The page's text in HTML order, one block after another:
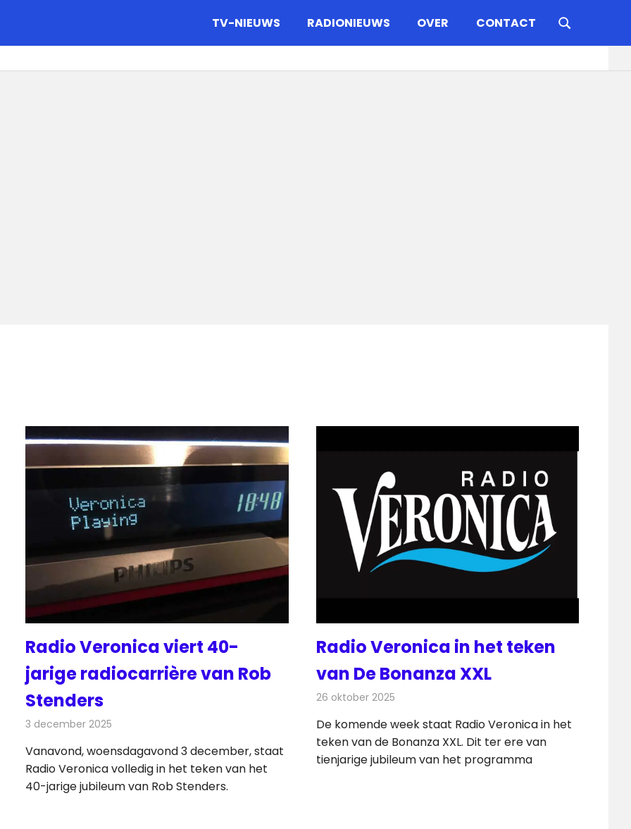
TV-NIEUWS RADIONIEUWS OVER CONTACT
Radio Veronica viert 40-
jarige radiocarrière van Rob
Stenders
3 december 2025
Vanavond, woensdagavond 3 december, staat
Radio Veronica volledig in het teken van het
40-jarige jubileum van Rob Stenders.
Radio Veronica in het teken
van De Bonanza XXL
26 oktober 2025
De komende week staat Radio Veronica in het
teken van de Bonanza XXL. Dit ter ere van
tienjarige jubileum van het programma